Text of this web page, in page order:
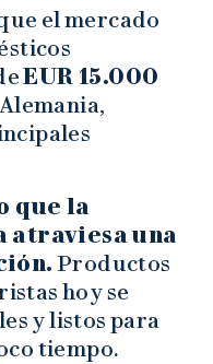
el mercado
EUR 15.000
que la
atraviesa una
Productos
hoy se
y listos para
tiempo.